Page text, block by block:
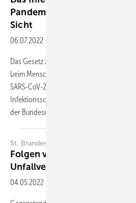
Pandemie – Eine
Sicht
06.07.2022 -
Das Gesetz zur Verhütung und
beim Menschen (Infektionsschutzgesetz
SARS-CoV-2-Pandemie einer breiten
Infektionsschutzgesetz war und ist eine
der Bundesregierung...
St. Brandenburg
Folgen von Corona-
Unfallversicherungsträger
04.05.2022